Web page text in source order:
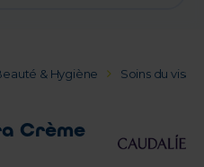
& Hygiène Soins du
Crème